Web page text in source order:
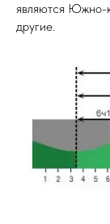
являются Южно-
другие.